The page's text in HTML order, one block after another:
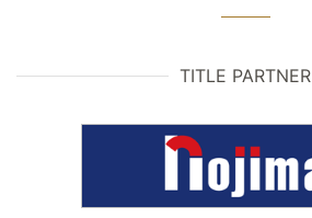
TITLE PARTNER